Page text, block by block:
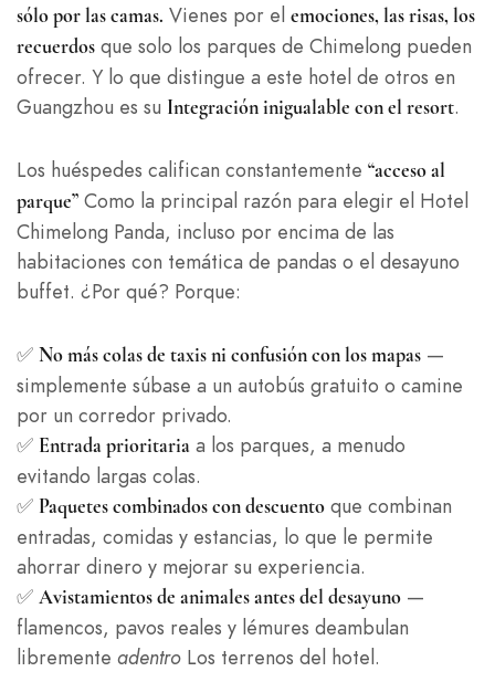
sólo por las camas. Vienes por el emociones, las risas, los
recuerdos que solo los parques de Chimelong pueden
ofrecer. Y lo que distingue a este hotel de otros en
Guangzhou es su Integración inigualable con el resort.
Los huéspedes califican constantemente “acceso al
parque” Como la principal razón para elegir el Hotel
Chimelong Panda, incluso por encima de las
habitaciones con temática de pandas o el desayuno
buffet. ¿Por qué? Porque:
✅ No más colas de taxis ni confusión con los mapas —
simplemente súbase a un autobús gratuito o camine
por un corredor privado.
✅ Entrada prioritaria a los parques, a menudo
evitando largas colas.
✅ Paquetes combinados con descuento que combinan
entradas, comidas y estancias, lo que le permite
ahorrar dinero y mejorar su experiencia.
✅ Avistamientos de animales antes del desayuno —
flamencos, pavos reales y lémures deambulan
libremente adentro Los terrenos del hotel.